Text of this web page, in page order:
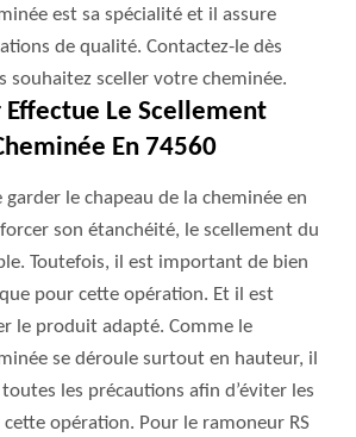
est sa spécialité et il assure
de qualité. Contactez-le dès
souhaitez sceller votre cheminée.
Effectue Le Scellement
En 74560
garder le chapeau de la cheminée en
son étanchéité, le scellement du
Toutefois, il est important de bien
pour cette opération. Et il est
le produit adapté. Comme le
se déroule surtout en hauteur, il
les précautions afin d’éviter les
opération. Pour le ramoneur RS